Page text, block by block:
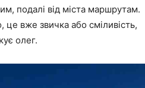
подалі від міста маршрутам.
вже звичка або сміливість,
олег.